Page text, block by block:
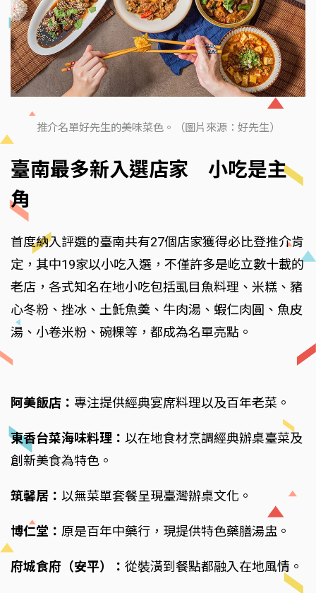
推介名單好先生的美味菜色。（圖片來源：好先生）
臺南最多新入選店家 小吃是主
角
首度納入評選的臺南共有27個店家獲得必比登推介肯
定，其中19家以小吃入選，不僅許多是屹立數十載的
老店，各式知名在地小吃包括虱目魚料理、米糕、豬
心冬粉、挫冰、土魠魚羮、牛肉湯、蝦仁肉圓、魚皮
湯、小卷米粉、碗粿等，都成為名單亮點。
阿美飯店： 專注提供經典宴席料理以及百年老菜。
東香台菜海味料理： 以在地食材烹調經典辦桌臺菜及
創新美食為特色。
筑馨居： 以無菜單套餐呈現臺灣辦桌文化。
博仁堂： 原是百年中藥行，現提供特色藥膳湯盅。
府城食府（安平）： 從裝潢到餐點都融入在地風情。